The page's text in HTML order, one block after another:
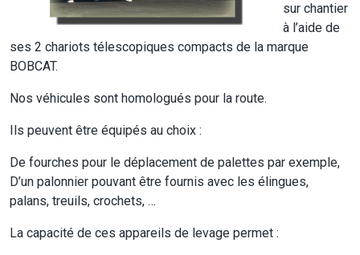
sur chantier
à l’aide de
ses 2 chariots télescopiques compacts de la marque
BOBCAT.
Nos véhicules sont homologués pour la route.
Ils peuvent être équipés au choix :
De fourches pour le déplacement de palettes par exemple,
D’un palonnier pouvant être fournis avec les élingues,
palans, treuils, crochets, …
La capacité de ces appareils de levage permet :